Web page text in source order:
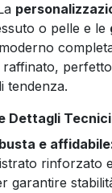
o pelle e le
raffinato,
tendenza.
Dettagli Tecnici
e
rinforzato
garantire